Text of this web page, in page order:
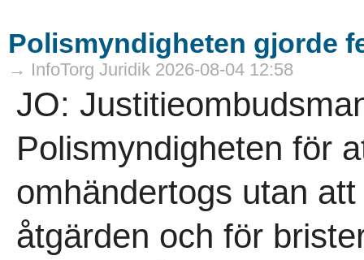
Polismyndigheten gjorde
→ InfoTorg Juridik 2026-08-04 12:58
JO:
Polismyndigheten för
omhändertogs utan
åtgärden och för